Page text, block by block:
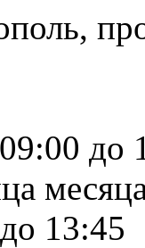
до
13:45